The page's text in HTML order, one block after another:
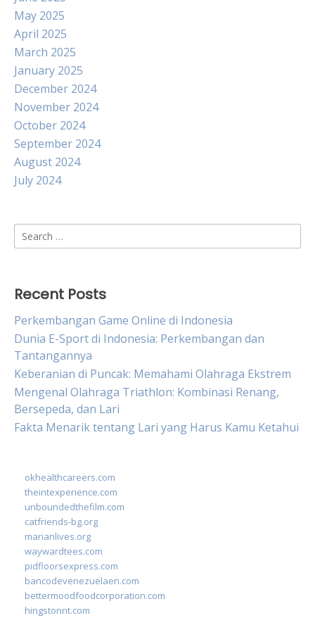
May 2025
April 2025
March 2025
January 2025
December 2024
November 2024
October 2024
September 2024
August 2024
July 2024
Search
for:
Recent Posts
Perkembangan Game Online di Indonesia
Dunia E-Sport di Indonesia: Perkembangan dan
Tantangannya
Keberanian di Puncak: Memahami Olahraga Ekstrem
Mengenal Olahraga Triathlon: Kombinasi Renang,
Bersepeda, dan Lari
Fakta Menarik tentang Lari yang Harus Kamu Ketahui
okhealthcareers.com
theintexperience.com
unboundedthefilm.com
catfriends-bg.org
marianlives.org
waywardtees.com
pidfloorsexpress.com
bancodevenezuelaen.com
bettermoodfoodcorporation.com
hingstonnt.com